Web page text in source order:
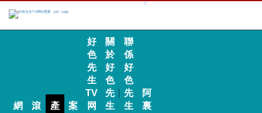
網
滾
產
案
好
色
先
生
TV
网
關
於
好
色
先
生
聯
係
好
色
先
生
阿
裏